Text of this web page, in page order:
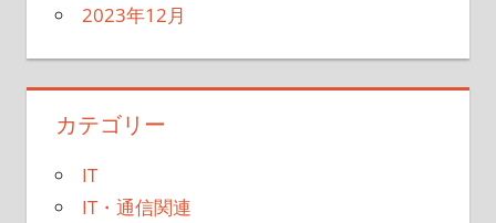
2023年12月
カテゴリー
IT
IT・通信関連